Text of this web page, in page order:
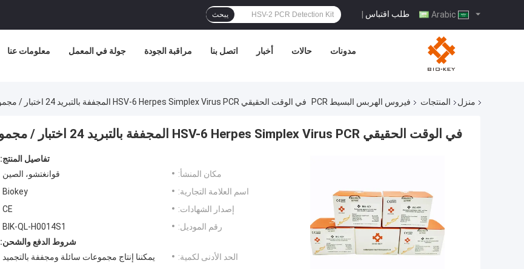
طلب اقتباس | يبحث
معلومات عنا جولة في المعمل مراقبة الجودة اتصل بنا أخبار حالات مدونات
منزل المنتجات فيروس الهربس البسيط PCR في الوقت الحقيقي HSV-6 Herpes Simplex Virus PCR المجففة بالتبريد 24 اختبار / مجموعة
في الوقت الحقيقي HSV-6 Herpes Simplex Virus PCR المجففة بالتبريد 24 اختبار / مجموعة
تفاصيل المنتج:
مكان المنشأ:
قوانغتشو، الصين
اسم العلامة التجارية:
Biokey
إصدار الشهادات:
CE
رقم الموديل:
BIK-QL-H0014S1
شروط الدفع والشحن:
الحد الأدنى لكمية:
يمكننا إنتاج مجموعات سائلة ومجففة بالتجميد